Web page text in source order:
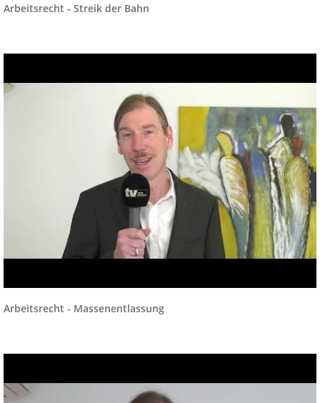
Arbeitsrecht - Streik der Bahn
Arbeitsrecht - Massenentlassung